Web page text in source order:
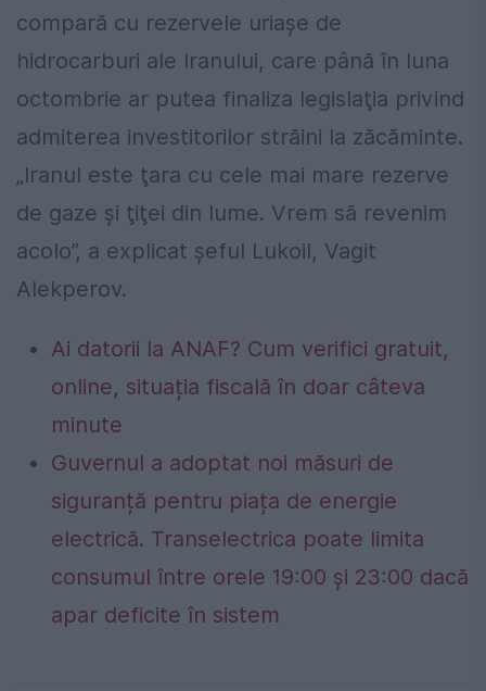
compară cu rezervele uriaşe de
hidrocarburi ale Iranului, care până în luna
octombrie ar putea finaliza legislaţia privind
admiterea investitorilor străini la zăcăminte.
„Iranul este ţara cu cele mai mare rezerve
de gaze şi ţiţei din lume. Vrem să revenim
acolo”, a explicat şeful Lukoil, Vagit
Alekperov.
Ai datorii la ANAF? Cum verifici gratuit,
online, situația fiscală în doar câteva
minute
Guvernul a adoptat noi măsuri de
siguranță pentru piața de energie
electrică. Transelectrica poate limita
consumul între orele 19:00 și 23:00 dacă
apar deficite în sistem